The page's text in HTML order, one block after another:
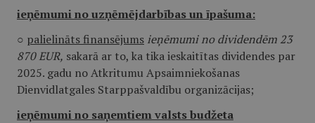
ieņēmumi no uzņēmējdarbības un īpašuma:
○ palielināts finansējums ieņēmumi no dividendēm 23
870 EUR, sakarā ar to, ka tika ieskaitītas dividendes par
2025. gadu no Atkritumu Apsaimniekošanas
Dienvidlatgales Starppašvaldību organizācijas;
ieņēmumi no saņemtiem valsts budžeta